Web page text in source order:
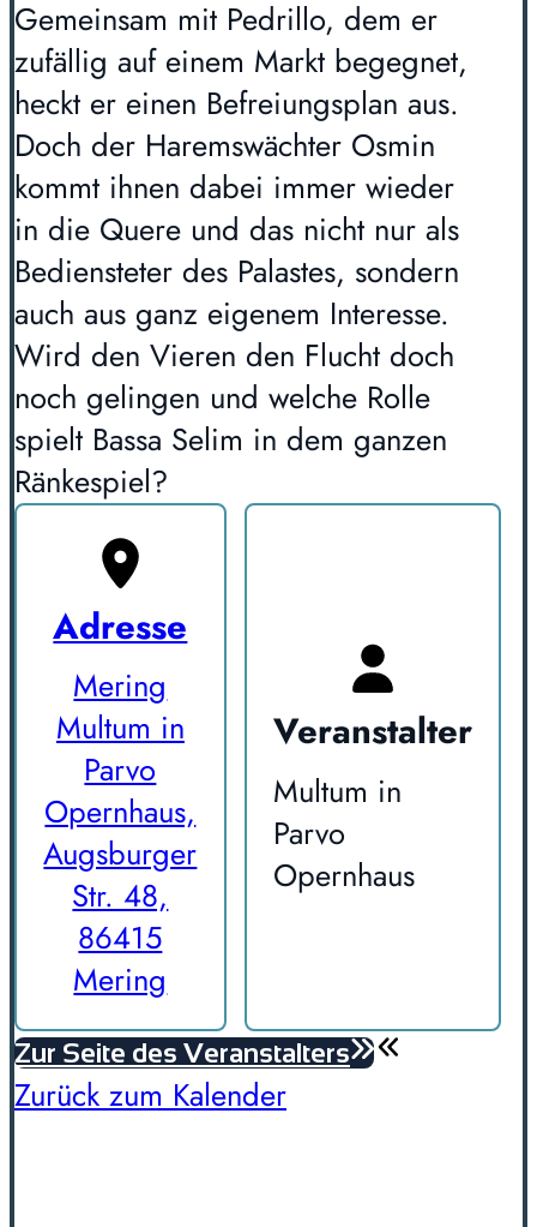
Gemeinsam mit Pedrillo, dem er
zufällig auf einem Markt begegnet,
heckt er einen Befreiungsplan aus.
Doch der Haremswächter Osmin
kommt ihnen dabei immer wieder
in die Quere und das nicht nur als
Bediensteter des Palastes, sondern
auch aus ganz eigenem Interesse.
Wird den Vieren den Flucht doch
noch gelingen und welche Rolle
spielt Bassa Selim in dem ganzen
Ränkespiel?
Adresse
Mering
Multum in
Parvo
Opernhaus,
Augsburger
Str. 48,
86415
Mering
Veranstalter
Multum in
Parvo
Opernhaus
Zur Seite des Veranstalters
Zurück zum Kalender